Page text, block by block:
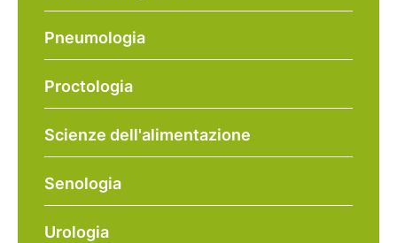
Pneumologia
Proctologia
Scienze dell'alimentazione
Senologia
Urologia